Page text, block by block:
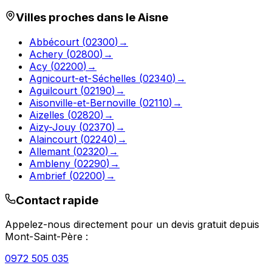
Villes proches dans leAisne
Abbécourt (02300) →
Achery (02800) →
Acy (02200) →
Agnicourt-et-Séchelles (02340) →
Aguilcourt (02190) →
Aisonville-et-Bernoville (02110) →
Aizelles (02820) →
Aizy-Jouy (02370) →
Alaincourt (02240) →
Allemant (02320) →
Ambleny (02290) →
Ambrief (02200) →
Contact rapide
Appelez-nous directement pour un devis gratuit depuis
Mont-Saint-Père :
0972 505 035